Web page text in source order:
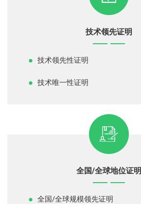
技术领先证明
技术领先性证明
技术唯一性证明
全国/全球地位证明
全国/全球规模领先证明